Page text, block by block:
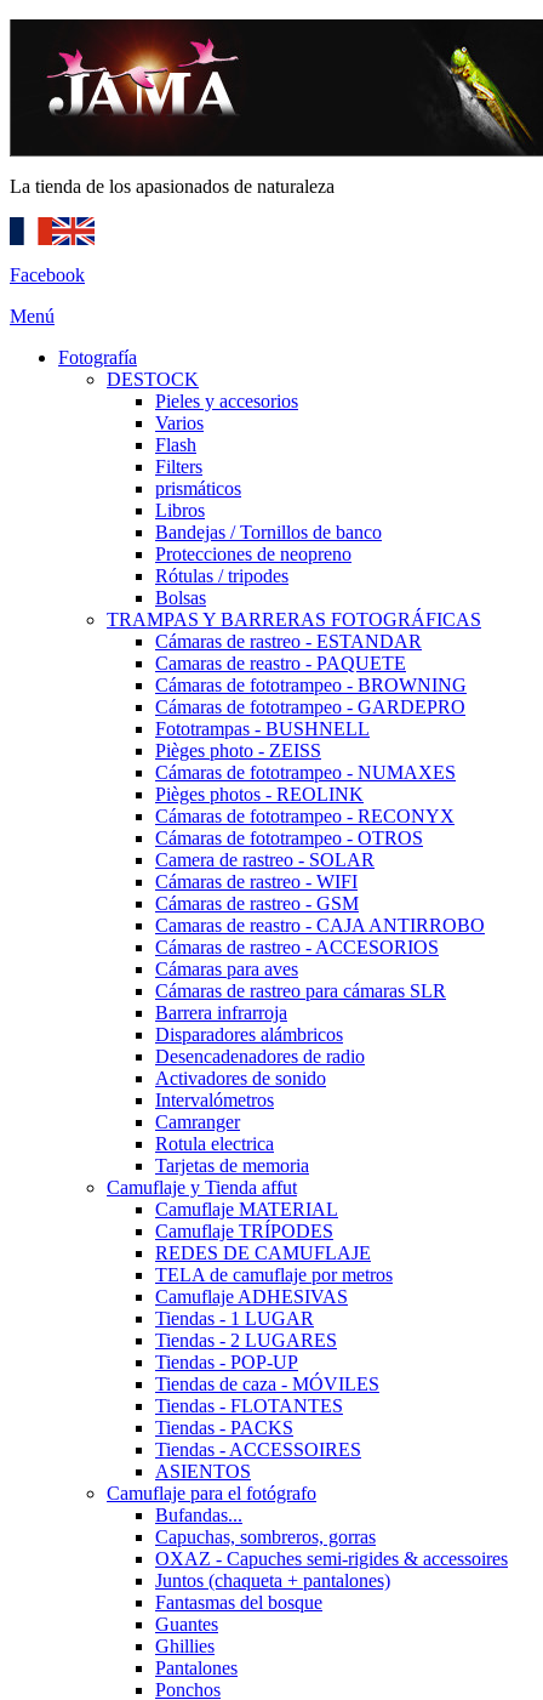
La tienda de los apasionados de naturaleza
Facebook
Menú
Fotografía
DESTOCK
Pieles y accesorios
Varios
Flash
Filters
prismáticos
Libros
Bandejas / Tornillos de banco
Protecciones de neopreno
Rótulas / tripodes
Bolsas
TRAMPAS Y BARRERAS FOTOGRÁFICAS
Cámaras de rastreo - ESTANDAR
Camaras de reastro - PAQUETE
Cámaras de fototrampeo - BROWNING
Cámaras de fototrampeo - GARDEPRO
Fototrampas - BUSHNELL
Pièges photo - ZEISS
Cámaras de fototrampeo - NUMAXES
Pièges photos - REOLINK
Cámaras de fototrampeo - RECONYX
Cámaras de fototrampeo - OTROS
Camera de rastreo - SOLAR
Cámaras de rastreo - WIFI
Cámaras de rastreo - GSM
Camaras de reastro - CAJA ANTIRROBO
Cámaras de rastreo - ACCESORIOS
Cámaras para aves
Cámaras de rastreo para cámaras SLR
Barrera infrarroja
Disparadores alámbricos
Desencadenadores de radio
Activadores de sonido
Intervalómetros
Camranger
Rotula electrica
Tarjetas de memoria
Camuflaje y Tienda affut
Camuflaje MATERIAL
Camuflaje TRÍPODES
REDES DE CAMUFLAJE
TELA de camuflaje por metros
Camuflaje ADHESIVAS
Tiendas - 1 LUGAR
Tiendas - 2 LUGARES
Tiendas - POP-UP
Tiendas de caza - MÓVILES
Tiendas - FLOTANTES
Tiendas - PACKS
Tiendas - ACCESSOIRES
ASIENTOS
Camuflaje para el fotógrafo
Bufandas...
Capuchas, sombreros, gorras
OXAZ - Capuches semi-rigides & accessoires
Juntos (chaqueta + pantalones)
Fantasmas del bosque
Guantes
Ghillies
Pantalones
Ponchos